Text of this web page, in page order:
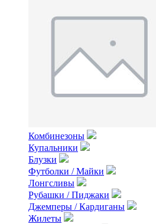
Комбинезоны
Купальники
Блузки
Футболки / Майки
Лонгсливы
Рубашки / Пиджаки
Джемперы / Кардиганы
Жилеты